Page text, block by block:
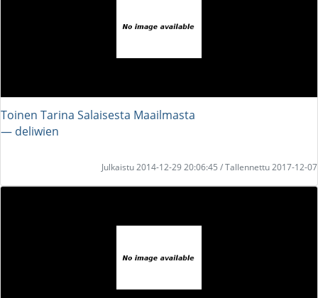
Toinen Tarina Salaisesta Maailmasta
― deliwien
Julkaistu 2014-12-29 20:06:45 / Tallennettu 2017-12-07